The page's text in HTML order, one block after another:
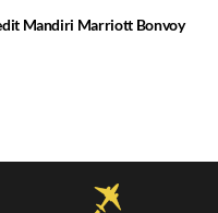
Mandiri Marriott Bonvoy